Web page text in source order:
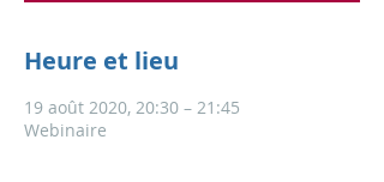
Heure et lieu
19 août 2020, 20:30 – 21:45
Webinaire